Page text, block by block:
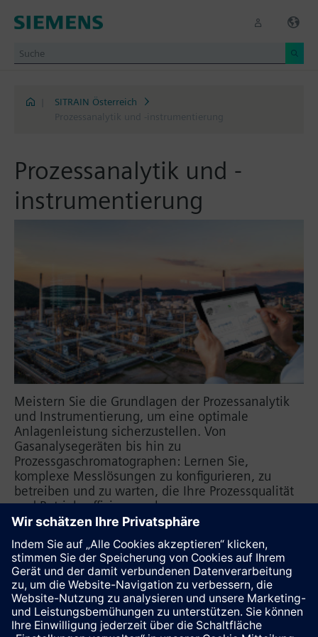
SITRAIN Österreich
Prozessanalytik und -instrumentierung
Prozessanalytik und -
instrumentierung
Meistern Sie die Grundlagen der Prozessanalytik
und Instrumentierung, um eine optimale
Anlagenleistung sicherzustellen. Von
Gasanalysegeräten bis hin zu
Prozessgaschromatographen: Lernen Sie,
komplexe Messlösungen zu konfigurieren, zu
betreiben und zu warten, die Ihre Prozessqualität
und Betriebseffizienz verbessern.
Prozessanalytik
Prozessinstrumentierung
Explosionsschutz
Wäge- und Dosiersysteme